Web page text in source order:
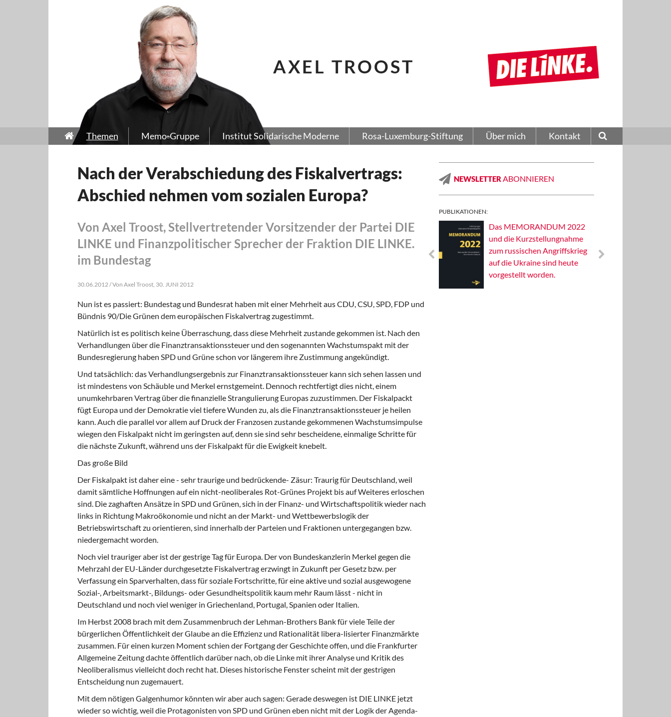
AXEL TROOST
Themen Memo-Gruppe Institut Solidarische Moderne Rosa-Luxemburg-Stiftung Über mich Kontakt
Nach der Verabschiedung des Fiskalvertrags:
Abschied nehmen vom sozialen Europa?
Von Axel Troost, Stellvertretender Vorsitzender der Partei DIE
LINKE und Finanzpolitischer Sprecher der Fraktion DIE LINKE.
im Bundestag
30.06.2012 / Von Axel Troost, 30. JUNI 2012
Nun ist es passiert: Bundestag und Bundesrat haben mit einer Mehrheit aus CDU, CSU, SPD, FDP und
Bündnis 90/Die Grünen dem europäischen Fiskalvertrag zugestimmt.
Natürlich ist es politisch keine Überraschung, dass diese Mehrheit zustande gekommen ist. Nach den
Verhandlungen über die Finanztransaktionssteuer und den sogenannten Wachstumspakt mit der
Bundesregierung haben SPD und Grüne schon vor längerem ihre Zustimmung angekündigt.
Und tatsächlich: das Verhandlungsergebnis zur Finanztransaktionssteuer kann sich sehen lassen und
ist mindestens von Schäuble und Merkel ernstgemeint. Dennoch rechtfertigt dies nicht, einem
unumkehrbaren Vertrag über die finanzielle Strangulierung Europas zuzustimmen. Der Fiskalpackt
fügt Europa und der Demokratie viel tiefere Wunden zu, als die Finanztransaktionssteuer je heilen
kann. Auch die parallel vor allem auf Druck der Franzosen zustande gekommenen Wachstumsimpulse
wiegen den Fiskalpakt nicht im geringsten auf, denn sie sind sehr bescheidene, einmalige Schritte für
die nächste Zukunft, während uns der Fiskalpakt für die Ewigkeit knebelt.
Das große Bild
Der Fiskalpakt ist daher eine - sehr traurige und bedrückende- Zäsur: Traurig für Deutschland, weil
damit sämtliche Hoffnungen auf ein nicht-neoliberales Rot-Grünes Projekt bis auf Weiteres erloschen
sind. Die zaghaften Ansätze in SPD und Grünen, sich in der Finanz- und Wirtschaftspolitik wieder nach
links in Richtung Makroökonomie und nicht an der Markt- und Wettbewerbslogik der
Betriebswirtschaft zu orientieren, sind innerhalb der Parteien und Fraktionen untergegangen bzw.
niedergemacht worden.
Noch viel trauriger aber ist der gestrige Tag für Europa. Der von Bundeskanzlerin Merkel gegen die
Mehrzahl der EU-Länder durchgesetzte Fiskalvertrag erzwingt in Zukunft per Gesetz bzw. per
Verfassung ein Sparverhalten, dass für soziale Fortschritte, für eine aktive und sozial ausgewogene
Sozial-, Arbeitsmarkt-, Bildungs- oder Gesundheitspolitik kaum mehr Raum lässt - nicht in
Deutschland und noch viel weniger in Griechenland, Portugal, Spanien oder Italien.
Im Herbst 2008 brach mit dem Zusammenbruch der Lehman-Brothers Bank für viele Teile der
bürgerlichen Öffentlichkeit der Glaube an die Effizienz und Rationalität libera-lisierter Finanzmärkte
zusammen. Für einen kurzen Moment schien der Fortgang der Geschichte offen, und die Frankfurter
Allgemeine Zeitung dachte öffentlich darüber nach, ob die Linke mit ihrer Analyse und Kritik des
Neoliberalismus vielleicht doch recht hat. Dieses historische Fenster scheint mit der gestrigen
Entscheidung nun zugemauert.
Mit dem nötigen Galgenhumor könnten wir aber auch sagen: Gerade deswegen ist DIE LINKE jetzt
wieder so wichtig, weil die Protagonisten von SPD und Grünen eben nicht mit der Logik der Agenda-
NEWSLETTER ABONNIEREN
PUBLIKATIONEN:
Solidarisches EUropa -
Mosaiklinke Perspektiven
Das MEMORANDUM 2022
und die Kurzstellungnahme
zum russischen Angriffskrieg
auf die Ukraine sind heute
vorgestellt worden.